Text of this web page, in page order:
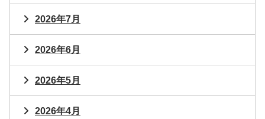
2026年7月
2026年6月
2026年5月
2026年4月